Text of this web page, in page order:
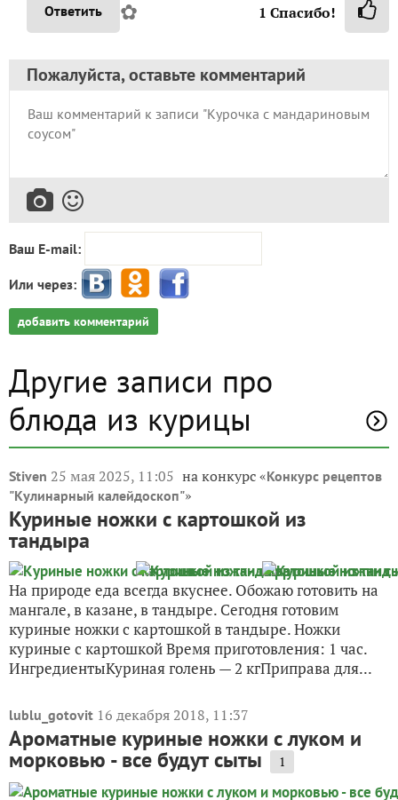
Ответить ✿ 1 Спасибо!
Пожалуйста, оставьте комментарий
Ваш E-mail:
Или через:
добавить комментарий
Другие записи про
блюда из курицы
Stiven 25 мая 2025, 11:05 на конкурс «Конкурс рецептов
"Кулинарный калейдоскоп"»
Куриные ножки с картошкой из
тандыра
На природе еда всегда вкуснее. Обожаю готовить на
мангале, в казане, в тандыре. Сегодня готовим
куриные ножки с картошкой в тандыре. Ножки
куриные с картошкой Время приготовления: 1 час.
ИнгредиентыКуриная голень — 2 кгПриправа для...
lublu_gotovit 16 декабря 2018, 11:37
Ароматные куриные ножки с луком и
морковью - все будут сыты 1